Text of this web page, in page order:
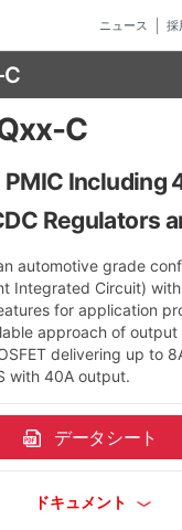
ニュース 採
C
Including
Regulators
automotive grade
Integrated Circuit)
for application
approach of
delivering up to
with 40A output.
データシート
ドキュメント